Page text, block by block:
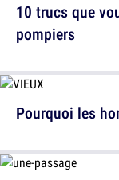
Pourquoi les
10 trucs que
pompiers